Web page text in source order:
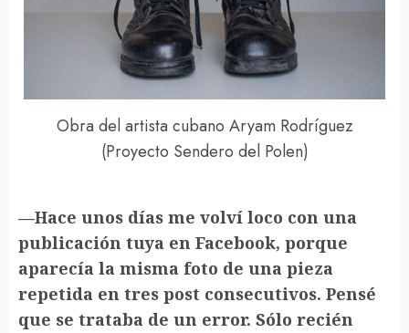
Obra del artista cubano Aryam Rodríguez
(Proyecto Sendero del Polen)
—Hace unos días me volví loco con una
publicación tuya en Facebook, porque
aparecía la misma foto de una pieza
repetida en tres post consecutivos. Pensé
que se trataba de un error. Sólo recién